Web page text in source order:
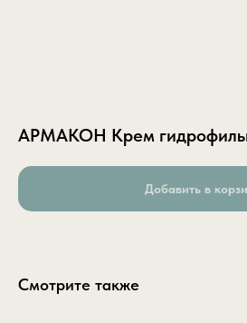
АРМАКОН Крем
Добавить в
Смотрите также